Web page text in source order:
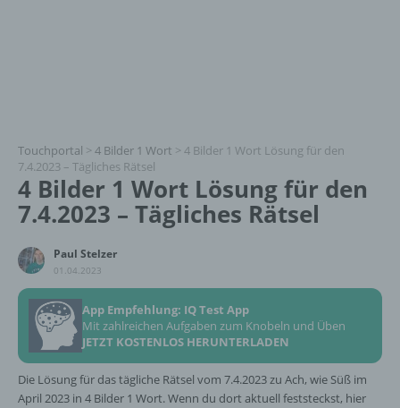
Touchportal > 4 Bilder 1 Wort > 4 Bilder 1 Wort Lösung für den
7.4.2023 – Tägliches Rätsel
4 Bilder 1 Wort Lösung für den
7.4.2023 – Tägliches Rätsel
Paul Stelzer
01.04.2023
App Empfehlung: IQ Test App
Mit zahlreichen Aufgaben zum Knobeln und Üben
JETZT KOSTENLOS HERUNTERLADEN
Die Lösung für das tägliche Rätsel vom 7.4.2023 zu Ach, wie Süß im
April 2023 in 4 Bilder 1 Wort. Wenn du dort aktuell feststeckst, hier